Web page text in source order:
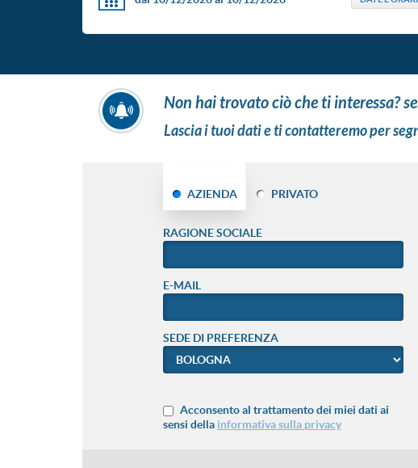
non hai trovato ciò che ti interessa?
Lascia i tuoi dati e ti contatteremo per
AZIENDA PRIVATO
RAGIONE SOCIALE
E-MAIL
SEDE DI PREFERENZA
Acconsento al trattamento dei miei dati ai
sensi della informativa sulla privacy